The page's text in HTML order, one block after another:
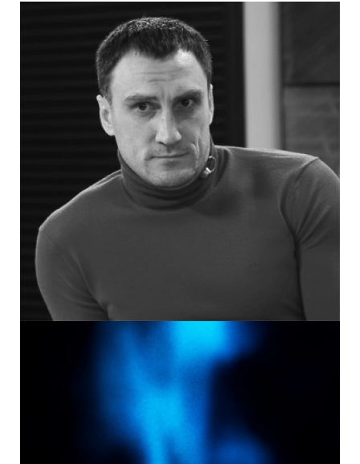
Зарегистрироваться на мастер-класс
[о чем эфир]